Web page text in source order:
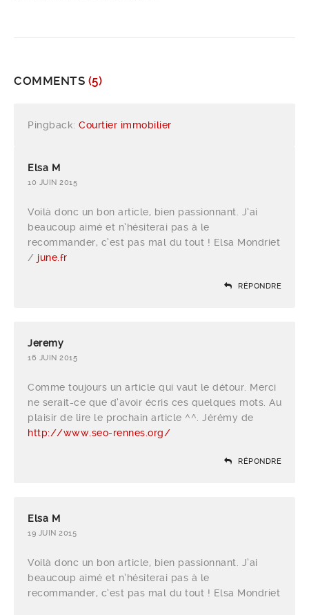
COMMENTS (5)
Pingback: Courtier immobilier
Elsa M
10 JUIN 2015
Voilà donc un bon article, bien passionnant. J’ai
beaucoup aimé et n’hésiterai pas à le
recommander, c’est pas mal du tout ! Elsa Mondriet
/ june.fr
RÉPONDRE
Jeremy
16 JUIN 2015
Comme toujours un article qui vaut le détour. Merci
ne serait-ce que d’avoir écris ces quelques mots. Au
plaisir de lire le prochain article ^^. Jérémy de
http://www.seo-rennes.org/
RÉPONDRE
Elsa M
19 JUIN 2015
Voilà donc un bon article, bien passionnant. J’ai
beaucoup aimé et n’hésiterai pas à le
recommander, c’est pas mal du tout ! Elsa Mondriet